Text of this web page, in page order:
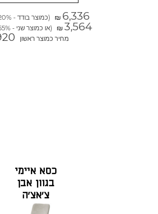
₪ 6,336 (כמוצר בודד - 20% הנחה)
₪ 3,564
(או כמוצר שני - 55% הנחה)
מחיר כמוצר ראשון
כסא איימי
בגוון אבן
צ'אצ'ה